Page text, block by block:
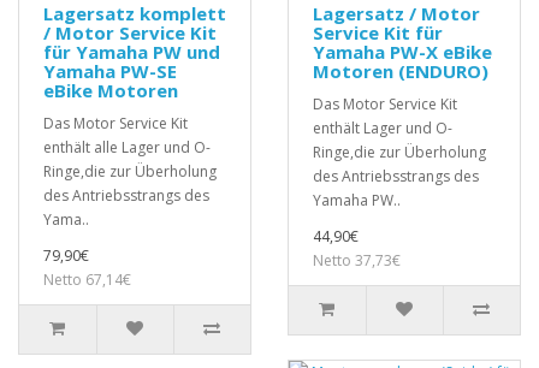
Lagersatz komplett
/ Motor Service Kit
für Yamaha PW und
Yamaha PW-SE
eBike Motoren
Das Motor Service Kit
enthält alle Lager und O-
Ringe,die zur Überholung
des Antriebsstrangs des
Yama..
79,90€
Netto 67,14€
Lagersatz / Motor
Service Kit für
Yamaha PW-X eBike
Motoren (ENDURO)
Das Motor Service Kit
enthält Lager und O-
Ringe,die zur Überholung
des Antriebsstrangs des
Yamaha PW..
44,90€
Netto 37,73€